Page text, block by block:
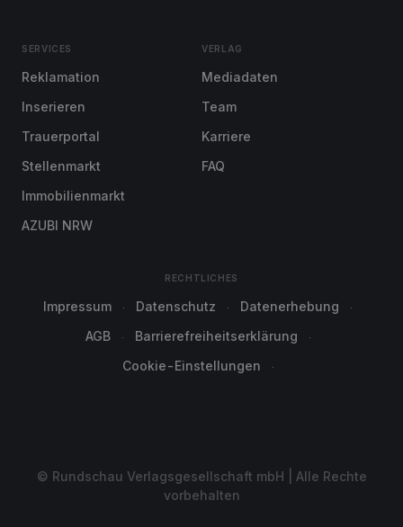
SERVICES
Reklamation
Inserieren
Trauerportal
Stellenmarkt
Immobilienmarkt
AZUBI NRW
VERLAG
Mediadaten
Team
Karriere
FAQ
RECHTLICHES
Impressum Datenschutz
Datenerhebung
AGB
Barrierefreiheitserklärung
Cookie-Einstellungen
© Rundschau Verlagsgesellschaft mbH | Alle Rechte
vorbehalten